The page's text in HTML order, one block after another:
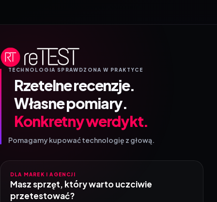
TECHNOLOGIA SPRAWDZONA W PRAKTYCE
Rzetelne recenzje.
Własne pomiary.
Konkretny werdykt.
Pomagamy kupować technologię z głową.
DLA MAREK I AGENCJI
Masz sprzęt, który warto uczciwie
przetestować?